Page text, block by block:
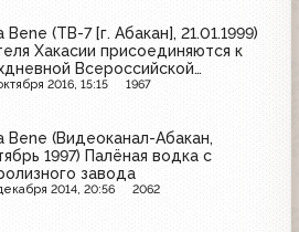
Bene (ТВ-7 [г. Абакан], 21.01.1999)
Хакасии присоединяются к
Всероссийской
сотрудники МЧС Хакасии
2016, 15:15 1967
Bene (Видеоканал-Абакан,
1997) Палёная водка с
завода
2014, 20:56 2062